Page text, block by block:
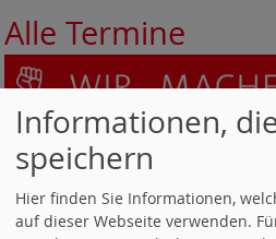
Alle Termine
Informationen,
speichern
Hier finden Sie Informationen,
auf dieser Webseite verwenden.